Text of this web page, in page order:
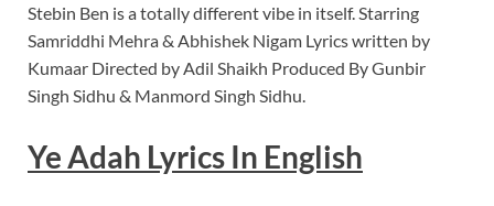
Stebin Ben is a totally different vibe in itself. Starring
Samriddhi Mehra & Abhishek Nigam Lyrics written by
Kumaar Directed by Adil Shaikh Produced By Gunbir
Singh Sidhu & Manmord Singh Sidhu.
Ye Adah Lyrics In English